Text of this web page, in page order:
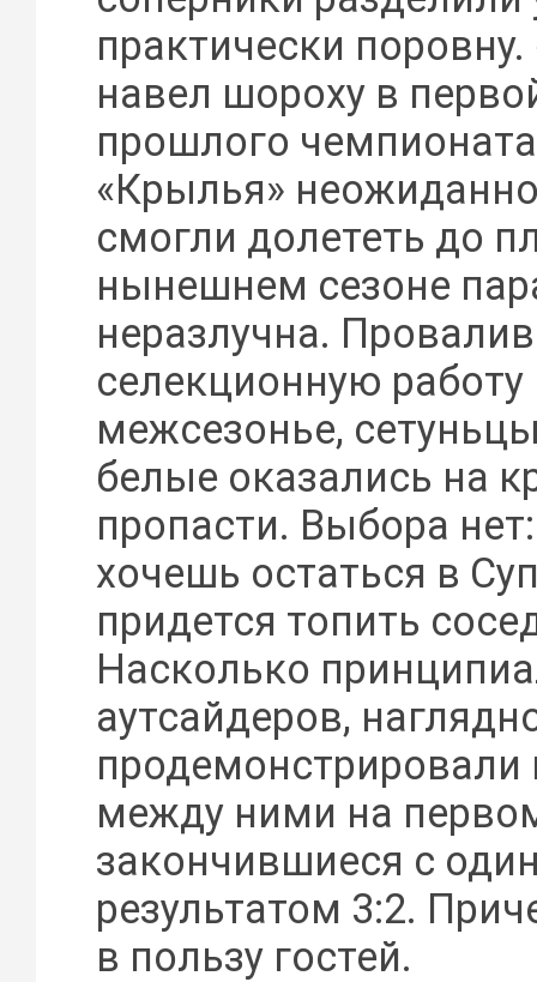
практически поровну.
навел шороху в
прошлого
«Крылья»
смогли долететь до
нынешнем сезоне
неразлучна. Провалив
селекционную работу
межсезонье,
белые оказались на
пропасти. Выбора
хочешь остаться в
придется топить
Насколько
аутсайдеров,
продемонстрировали
между ними на
закончившиеся с
результатом 3:2.
в пользу гостей.